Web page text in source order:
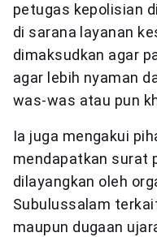
petugas kepolisian
di sarana layanan
dimaksudkan agar
agar lebih nyaman
was-was atau pun
Ia juga mengakui
mendapatkan surat
dilayangkan oleh
Subulussalam
maupun dugaan